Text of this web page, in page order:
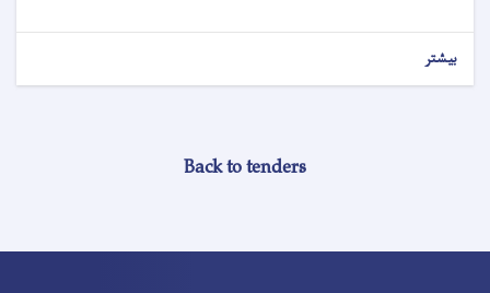
بیشتر
Back to tenders